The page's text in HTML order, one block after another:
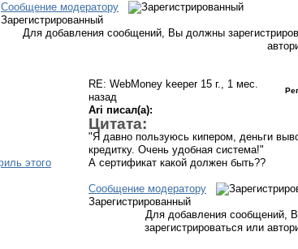
Сообщение модератору
Зарегистрированный
Для добавления сообщений, Вы должны
RE: WebMoney keeper 15 г., 1 мес.
назад
Ari писал(а):
Цитата:
"Я давно пользуюсь кипером, деньги
кредитку. Очень удобная система!"
А сертификат какой должен быть??
Сообщение модератору
Зарегистрированный
Для добавления сообщений,
зарегистрироваться или